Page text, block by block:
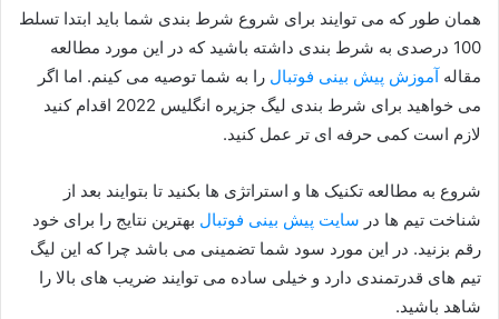
همان طور که می توایند برای شروع شرط بندی شما باید ابتدا تسلط
100 درصدی به شرط بندی داشته باشید که در این مورد مطالعه
مقاله آموزش پیش بینی فوتبال را به شما توصیه می کینم. اما اگر
می خواهید برای شرط بندی لیگ جزیره انگلیس 2022 اقدام کنید
لازم است کمی حرفه ای تر عمل کنید.
شروع به مطالعه تکنیک ها و استراتژی ها بکنید تا بتوایند بعد از
شناخت تیم ها در سایت پیش بینی فوتبال بهترین نتایج را برای خود
رقم بزنید. در این مورد سود شما تضمینی می باشد چرا که این لیگ
تیم های قدرتمندی دارد و خیلی ساده می توایند ضریب های بالا را
شاهد باشید.